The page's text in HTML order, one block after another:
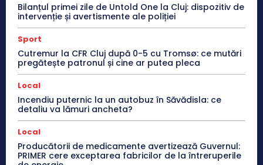
Bilanțul primei zile de Untold One la Cluj: dispozitiv de
intervenție și avertismente ale poliției
Sport
Cutremur la CFR Cluj după 0-5 cu Tromsø: ce mutări
pregătește patronul și cine ar putea pleca
Local
Incendiu puternic la un autobuz în Săvădisla: ce
detaliu va lămuri ancheta?
Local
Producătorii de medicamente avertizează Guvernul:
PRIMER cere exceptarea fabricilor de la întreruperile